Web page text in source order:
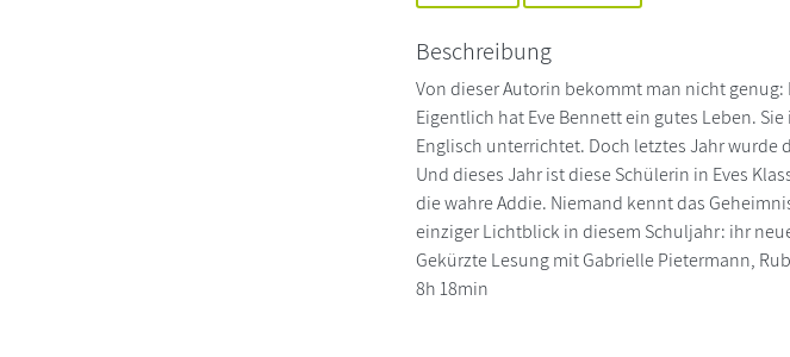
Beschreibung
Von dieser Autorin bekommt man nicht genug:
Eigentlich hat Eve Bennett ein gutes Leben.
Englisch unterrichtet. Doch letztes Jahr
Und dieses Jahr ist diese Schülerin in Eves
die wahre Addie. Niemand kennt das
einziger Lichtblick in diesem Schuljahr: ihr
Gekürzte Lesung mit Gabrielle Pietermann,
8h 18min